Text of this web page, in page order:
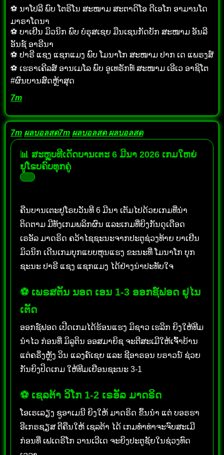
⚽ ນາໂປລີ ພົບ ໂຕຣິໂນ ສະໜາມ ສະຕາດິໂອ ດີເອໂກ ອາມານໂດ
ມາຣາໂດນາ
⚽ ບາເຢີນ ມິວນິກ ພົບ ບໍຣຸສເຊຍ ມືນເຊນກັດບັກ ສະໜາມ ອັນລີ
ອັນຊ໌ ອາຣີນາ
⚽ ປາຣີ ແຊງ ແຊກແມງ ພົບ ໂມນາໂກ ສະໜາມ ປາກ ເດ ແພຣງສ໌
⚽ ເຮຣາເຄີລສ໌ ອານເມໂລ ພົບ ອູເທຣັກທ໌ ສະໜາມ ເອີເວ ອາຊິໂຕ
#ຜົນບານສົດຫຼ້າສຸດ
7m
7m ผลบอลสด7m ผลบอลสดผลบอลสด
📊 ສະຫຼຸບທີເດັດບານເຕະ 6 ມີນາ 2026 ເກມໃຫຍ່
ຢູໂຣບຄົບທຸກຄູ່
ຄືນບານເຕະຢູໂຣບວັນທີ 6 ມີນາ ເຕັມໄປດ້ວຍເກມທີ່ນ່າ
ຕິດຕາມ ມີທັງເກມພລິກຜົນ ແລະເກມທີ່ຍິງກັນດຸເດືອດ
ເຣອັລ ມາດຣິດ ຄວ້າໄຊຊະນະຈາກປະຕູຊ່ວງທ້າຍ ບາເຢີນ
ມິວນິກ ເດີນເກມບຸກແບບຫຸນແຮງ ຂະນະທີ່ ໂມນາໂກ ບຸກ
ຊະນະ ປາຣີ ແຊງ ແຊກແມງ ໄດ້ຢ່າງນ່າປະທັບໃຈ
⚽ ເພຣສຕັນ ນອດ ເອນ 1-3 ອອກຊ໌ຟອດ ຢູໄນ
ເຕັດ
ອອກຊ໌ຟອດ ເປີດເກມໄດ້ຮ້ອນແຮງ ມິຊາວ ເຮລິກ ຍິງໃຫ້ທີມ
ນຳໄວ ກ່ອນທີ່ ມິລູຕິນ ອອສມາຍິຊ ຈະຕີສະເມີໃຫ້ເຈົ້າບ້ານ
ແຕ່ຄຣຶ່ງຫຼັງ ວິນ ແລງຄ໌ເຊຍ ແລະ ຊີອາຣອນ ບຣາວນ໌ ຊ່ວຍ
ກັນຍິງປິດເກມ ໃຫ້ທີມເຢືອນຊະນະ 3-1
⚽ ເຊລຕ້າ ວິໂກ 1-2 ເຣອັລ ມາດຣິດ
ໂອເຣເລຽງ ຊູອາເມນີ ຍິງໃຫ້ ມາດຣິດ ຂຶ້ນນຳ ແຕ່ ບອຣຮາ
ອີເກຣຊຽສ ຕີຄືນໃຫ້ ເຊລຕ້າ ໄດ້ ເກມທຳທ່າຈະຈົບສະເມີ
ກ່ອນທີ່ ເຟເດຣິໂກ ວານເວີເດ ຈະຍິງປະຕູຊັຍໃນຊ່ວງທົດ